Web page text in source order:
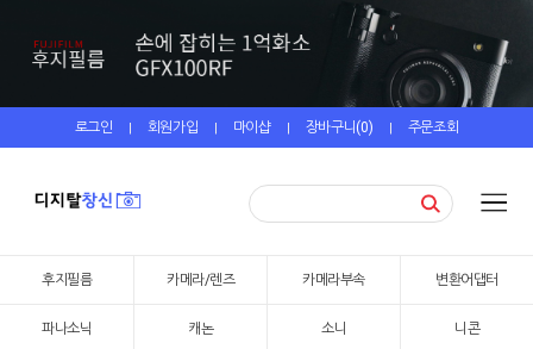
로그인 | 회원가입 | 마이샵 | 장바구니(0) | 주문조회
후지필름 카메라/렌즈 카메라부속 변환어댑터
파나소닉 캐논 소니 니콘